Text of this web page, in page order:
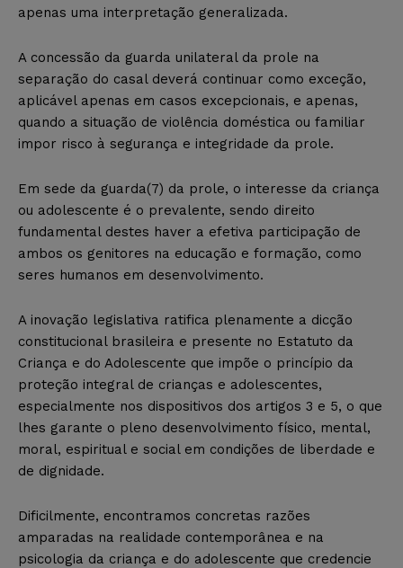
apenas uma interpretação generalizada.
A concessão da guarda unilateral da prole na
separação do casal deverá continuar como exceção,
aplicável apenas em casos excepcionais, e apenas,
quando a situação de violência doméstica ou familiar
impor risco à segurança e integridade da prole.
Em sede da guarda(7) da prole, o interesse da criança
ou adolescente é o prevalente, sendo direito
fundamental destes haver a efetiva participação de
ambos os genitores na educação e formação, como
seres humanos em desenvolvimento.
A inovação legislativa ratifica plenamente a dicção
constitucional brasileira e presente no Estatuto da
Criança e do Adolescente que impõe o princípio da
proteção integral de crianças e adolescentes,
especialmente nos dispositivos dos artigos 3 e 5, o que
lhes garante o pleno desenvolvimento físico, mental,
moral, espiritual e social em condições de liberdade e
de dignidade.
Dificilmente, encontramos concretas razões
amparadas na realidade contemporânea e na
psicologia da criança e do adolescente que credencie